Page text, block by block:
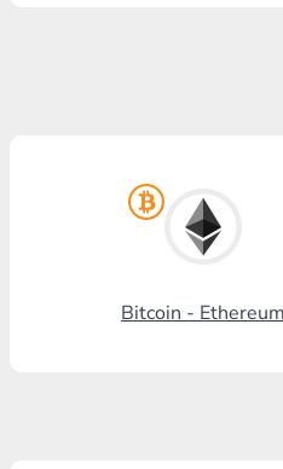
Промсвязбанк
Руски стандарт
Bitcoin - Ethereum